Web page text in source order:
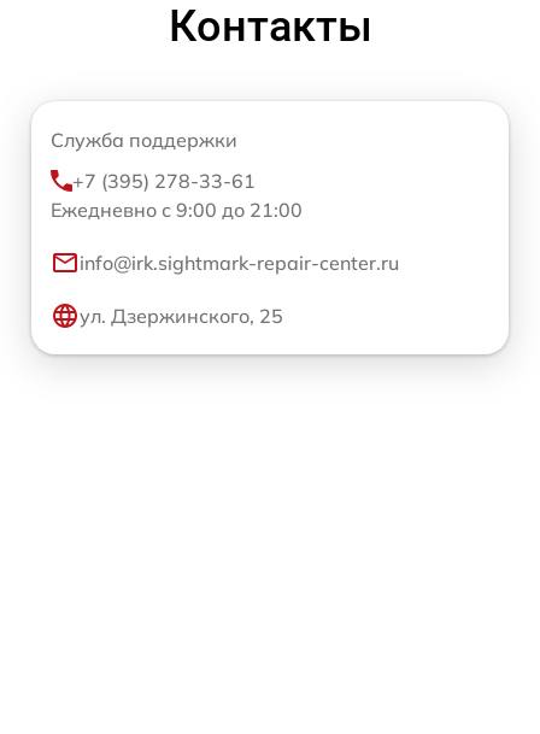
Контакты
Служба поддержки
+7 (395) 278-33-61
Ежедневно с 9:00 до 21:00
info@irk.sightmark-repair-center.ru
ул. Дзержинского, 25